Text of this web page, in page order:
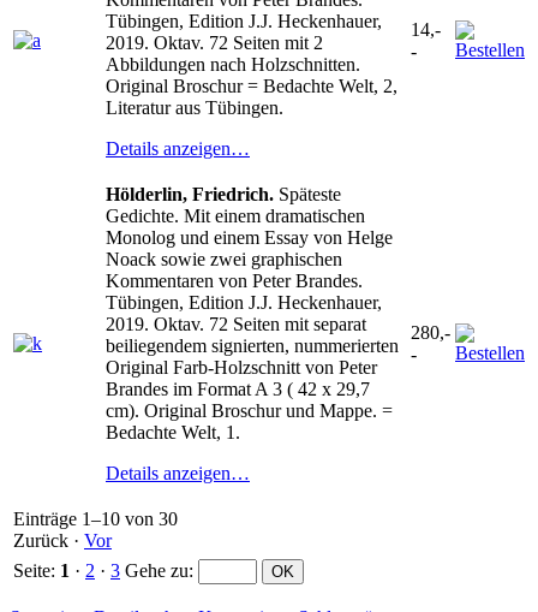
Tübingen, Edition J.J. Heckenhauer,
2019. Oktav. 72 Seiten mit 2
Abbildungen nach Holzschnitten.
Original Broschur = Bedachte Welt, 2,
Literatur aus Tübingen.
Details anzeigen…
14,-
-
Hölderlin, Friedrich. Späteste
Gedichte. Mit einem dramatischen
Monolog und einem Essay von Helge
Noack sowie zwei graphischen
Kommentaren von Peter Brandes.
Tübingen, Edition J.J. Heckenhauer,
2019. Oktav. 72 Seiten mit separat
beiliegendem signierten, nummerierten
Original Farb-Holzschnitt von Peter
Brandes im Format A 3 ( 42 x 29,7
cm). Original Broschur und Mappe. =
Bedachte Welt, 1.
Details anzeigen…
280,-
-
Einträge 1–10 von 30
Zurück · Vor
Seite: 1 · 2 · 3 Gehe zu: